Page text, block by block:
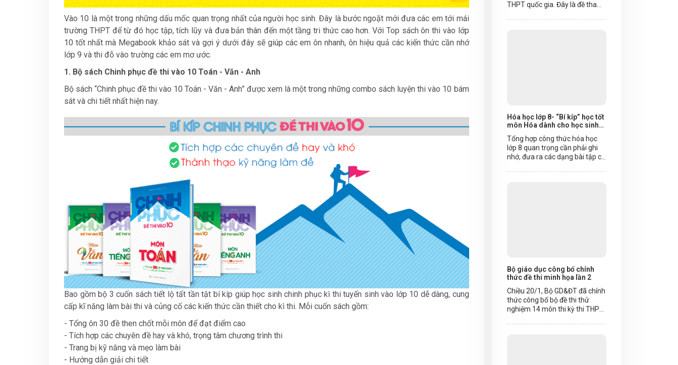
Vào 10 là một trong những dấu mốc quan trọng nhất của người học sinh. Đây là bước ngoặt mới đưa các em tới mái
trường THPT để từ đó học tập, tích lũy và đưa bản thân đến một tầng tri thức cao hơn. Với Top sách ôn thi vào lớp
10 tốt nhất mà Megabook khảo sát và gợi ý dưới đây sẽ giúp các em ôn nhanh, ôn hiệu quả các kiến thức cần nhớ
lớp 9 và thi đỗ vào trường các em mơ ước.
1. Bộ sách Chinh phục đề thi vào 10 Toán - Văn - Anh
Bộ sách “Chinh phục đề thi vào 10 Toán - Văn - Anh” được xem là một trong những combo sách luyện thi vào 10 bám
sát và chi tiết nhất hiện nay.
Bao gồm bộ 3 cuốn sách tiết lộ tất tần tật bí kíp giúp học sinh chinh phục kì thi tuyển sinh vào lớp 10 dễ dàng, cung
cấp kĩ năng làm bài thi và củng cố các kiến thức cần thiết cho kì thi. Mỗi cuốn sách gồm:
- Tổng ôn 30 đề then chốt mỗi môn để đạt điểm cao
- Tích hợp các chuyên đề hay và khó, trọng tâm chương trình thi
- Trang bị kỹ năng và mẹo làm bài
- Hướng dẫn giải chi tiết
THPT quốc gia. Đây là đề tham
Hóa học lớp 8- “Bí kíp” học tốt
môn Hóa dành cho học sinh
Tổng hợp công thức hóa học
lớp 8 quan trọng cần phải ghi
nhớ, đưa ra các dạng bài tập cụ
Bộ giáo dục công bố chính
thức đề thi minh họa lần 2
Chiều 20/1, Bộ GD&ĐT đã chính
thức công bố bộ đề thi thử
nghiệm 14 môn thi kỳ thi THPT